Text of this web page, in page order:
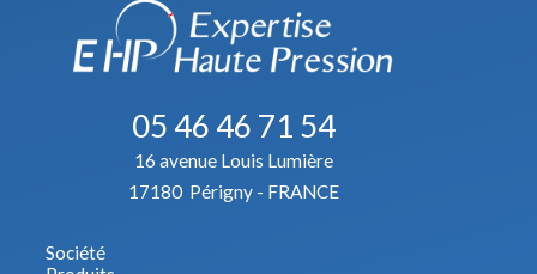
05 46 46 71 54
16 avenue Louis Lumière
17180 Périgny - FRANCE
Société